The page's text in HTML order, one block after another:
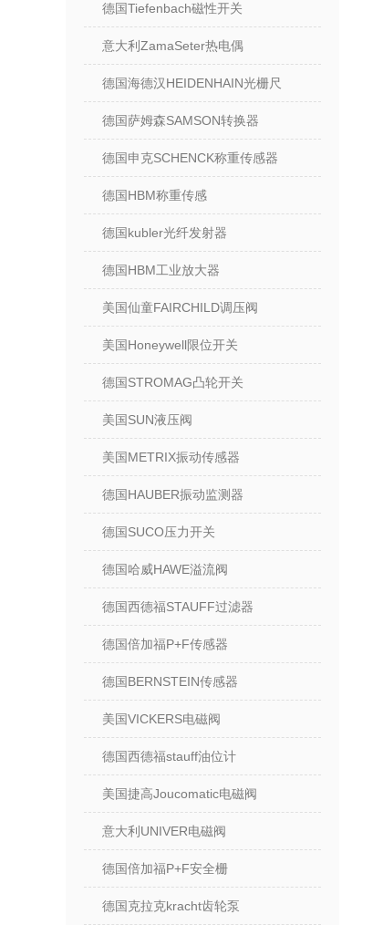
德国Tiefenbach磁性开关
意大利ZamaSeter热电偶
德国海德汉HEIDENHAIN光栅尺
德国萨姆森SAMSON转换器
德国申克SCHENCK称重传感器
德国HBM称重传感
德国kubler光纤发射器
德国HBM工业放大器
美国仙童FAIRCHILD调压阀
美国Honeywell限位开关
德国STROMAG凸轮开关
美国SUN液压阀
美国METRIX振动传感器
德国HAUBER振动监测器
德国SUCO压力开关
德国哈威HAWE溢流阀
德国西德福STAUFF过滤器
德国倍加福P+F传感器
德国BERNSTEIN传感器
美国VICKERS电磁阀
德国西德福stauff油位计
美国捷高Joucomatic电磁阀
意大利UNIVER电磁阀
德国倍加福P+F安全栅
德国克拉克kracht齿轮泵